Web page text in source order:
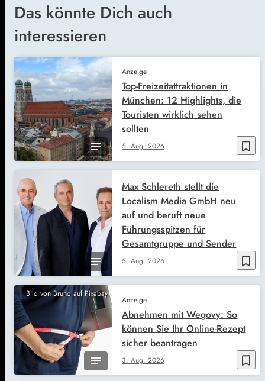
Das könnte Dich auch
interessieren
bookmark_border
Anzeige
5. Aug. 2026
Top-Freizeitattraktionen in
München: 12 Highlights, die
Touristen wirklich sehen
sollten
bookmark_border
5. Aug. 2026
Max Schlereth stellt die
Localism Media GmbH neu
auf und beruft neue
Führungsspitzen für
Gesamtgruppe und Sender
Bild von Bruno auf Pixabay
bookmark_border
Anzeige
3. Aug. 2026
Abnehmen mit Wegovy: So
können Sie Ihr Online-Rezept
sicher beantragen